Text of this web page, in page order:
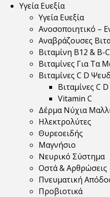
Υγεία Ευεξία
Υγεία Ευεξία
Ανοσοποιητικό –
Αναβράζουσες
Βιταμίνη B12 & Β-
Βιταμίνες Για Τα
Βιταμίνες C D
Βιταμίνες C
Vitamin C
Δέρμα Νύχια
Ηλεκτρολύτες
Θυρεοειδής
Μαγνήσιο
Νευρικό Σύστημα
Οστά & Αρθρώσεις
Πνευματική
Προβιοτικά